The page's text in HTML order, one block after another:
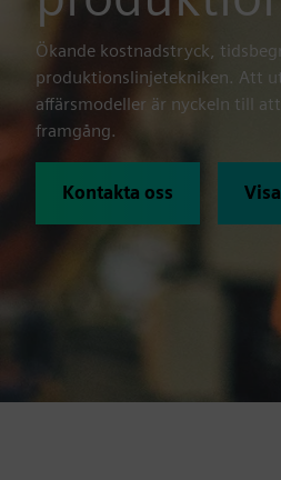
Ökande kostnadstryck,
produktionslinjetekniken. Att
affärsmodeller är nyckeln till
framgång.
Kontakta oss